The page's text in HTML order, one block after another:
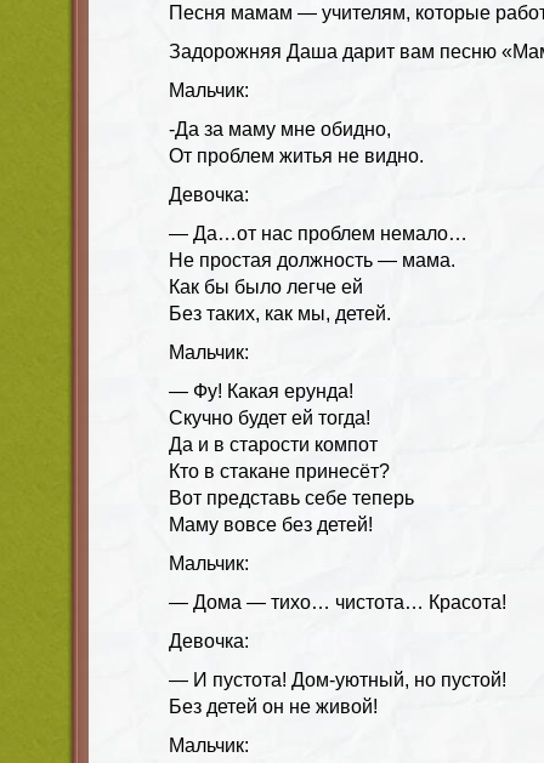
Песня мамам — учителям, которые
Задорожняя Даша дарит вам песню
Мальчик:
-Да за маму мне обидно,
От проблем житья не видно.
Девочка:
— Да…от нас проблем немало…
Не простая должность — мама.
Как бы было легче ей
Без таких, как мы, детей.
Мальчик:
— Фу! Какая ерунда!
Скучно будет ей тогда!
Да и в старости компот
Кто в стакане принесёт?
Вот представь себе теперь
Маму вовсе без детей!
Мальчик:
— Дома — тихо… чистота… Красота!
Девочка:
— И пустота! Дом-уютный, но пустой!
Без детей он не живой!
Мальчик: